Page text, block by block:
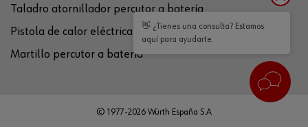
Taladro atornillador percutor a batería
Pistola de calor eléctrica
Martillo percutor a batería
© 1977-2026 Würth España S.A
👋 ¿Tienes una consulta? Estamos
aquí para ayudarte.